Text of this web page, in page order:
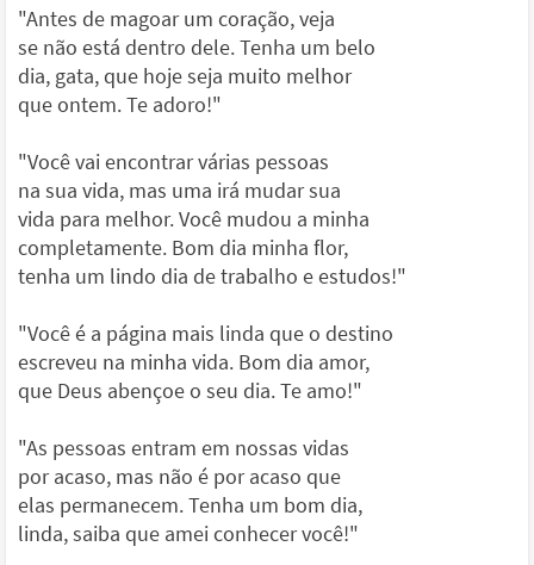
"Antes de magoar um coração, veja
se não está dentro dele. Tenha um belo
dia, gata, que hoje seja muito melhor
que ontem. Te adoro!"
"Você vai encontrar várias pessoas
na sua vida, mas uma irá mudar sua
vida para melhor. Você mudou a minha
completamente. Bom dia minha flor,
tenha um lindo dia de trabalho e estudos!"
"Você é a página mais linda que o destino
escreveu na minha vida. Bom dia amor,
que Deus abençoe o seu dia. Te amo!"
"As pessoas entram em nossas vidas
por acaso, mas não é por acaso que
elas permanecem. Tenha um bom dia,
linda, saiba que amei conhecer você!"